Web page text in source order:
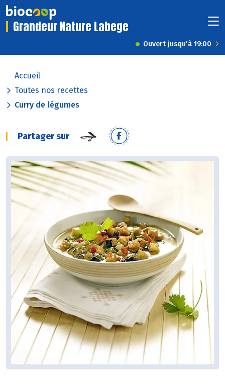
Grandeur Nature Labege
Ouvert jusqu'à 19:00
Accueil
Toutes nos recettes
Curry de légumes
Partager sur